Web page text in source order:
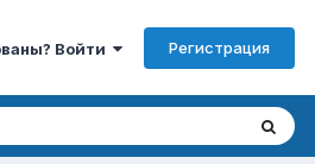
Войти Регистрация